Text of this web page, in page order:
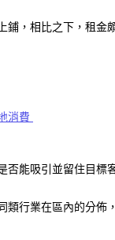
鋪，相比之下，租金
消費
否能吸引並留住目標
類行業在區內的分佈